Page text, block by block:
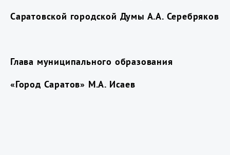
Саратовской городской Думы А.А. Серебряков
Глава муниципального образования
«Город Саратов» М.А. Исаев